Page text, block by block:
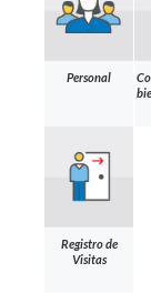
Personal
Registro de
Visitas